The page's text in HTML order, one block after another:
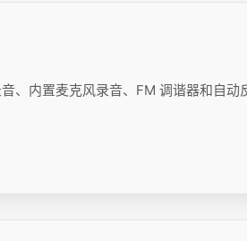
、内置麦克风录音、FM 调谐器和自动